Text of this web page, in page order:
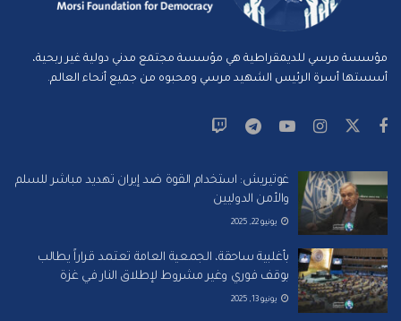
مؤسسة مرسي للديمقراطية هي مؤسسة مجتمع مدني دولية غير ربحية،
أسستها أسرة الرئيس الشهيد مرسي ومحبوه من جميع أنحاء العالم.
غوتيريش: استخدام القوة ضد إيران تهديد مباشر للسلم
والأمن الدوليين
يونيو 22, 2025
بأغلبية ساحقة، الجمعية العامة تعتمد قراراً يطالب
بوقف فوري وغير مشروط لإطلاق النار في غزة
يونيو 13, 2025